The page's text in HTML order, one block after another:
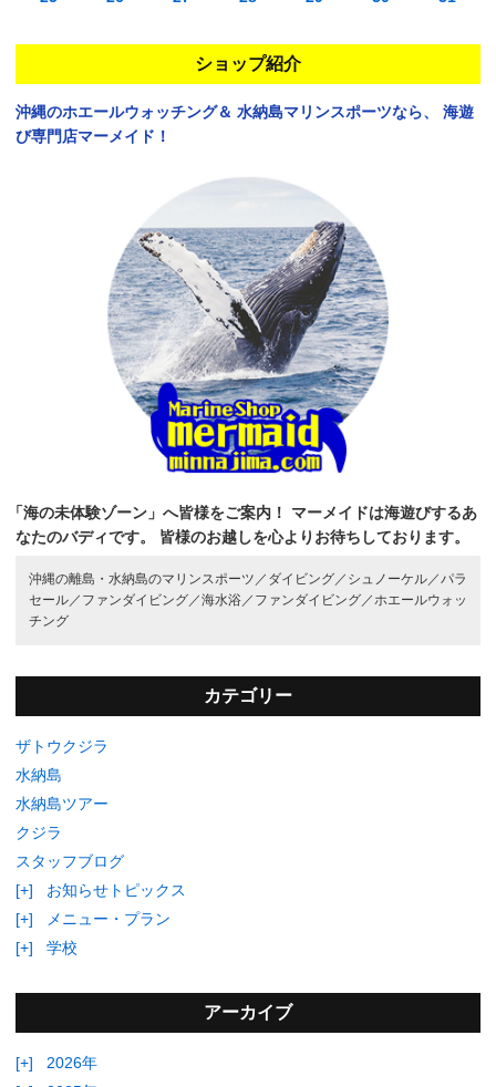
ショップ紹介
沖縄のホエールウォッチング＆ 水納島マリンスポーツなら、
海遊
び専門店マーメイド！
「海の未体験ゾーン」へ皆様をご案内！
マーメイドは海遊びするあ
なたのバディです。
皆様のお越しを心よりお待ちしております。
沖縄の離島・水納島のマリンスポーツ／ ダイビング／ シュノーケル／ パラ
セール／ ファンダイビング／海水浴／ ファンダイビング／ ホエールウォッ
チング
カテゴリー
ザトウクジラ
水納島
水納島ツアー
クジラ
スタッフブログ
[+]
お知らせトピックス
[+]
メニュー・プラン
[+]
学校
アーカイブ
[+]
2026年